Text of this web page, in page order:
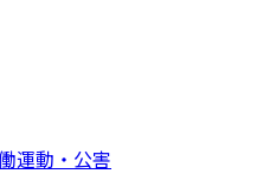
運動・公害